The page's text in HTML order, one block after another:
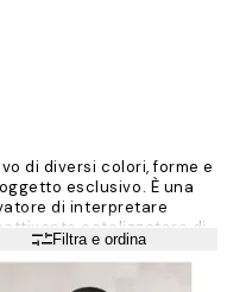
di diversi colori, forme e
esclusivo. È una
di interpretare
catalizzatore di
Filtra e ordina